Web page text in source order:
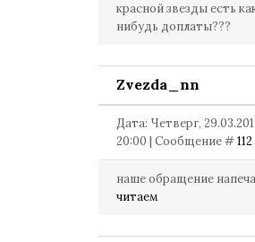
красной звезды есть
нибудь доплаты???
Zvezda_nn
Дата: Четверг,
20:00 | Сообщение #112
наше обращение
читаем